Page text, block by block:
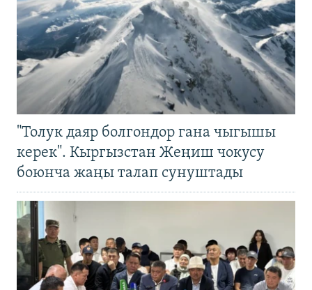
"Толук даяр болгондор гана чыгышы
керек". Кыргызстан Жеңиш чокусу
боюнча жаңы талап сунуштады